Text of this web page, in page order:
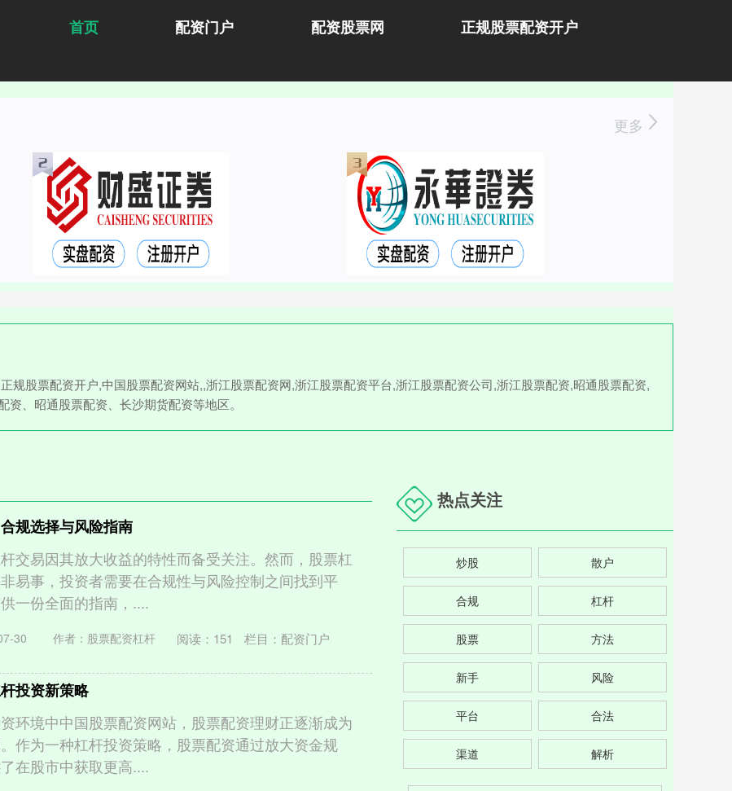
首页 配资门户 配资股票网 正规股票配资开户
更多
规股票配资开户,中国股票配资网站,,浙江股票配资网,浙江股票配资平台,浙江股票配资公司,浙江股票配资,昭通股票配资,
、昭通股票配资、长沙期货配资等地区。
规选择与风险指南
交易因其放大收益的特性而备受关注。然而，股票杠
易事，投资者需要在合规性与风险控制之间找到平
一份全面的指南，....
30 作者：股票配资杠杆 阅读： 151 栏目： 配资门户
投资新策略
环境中中国股票配资网站，股票配资理财正逐渐成为
作为一种杠杆投资策略，股票配资通过放大资金规
在股市中获取更高....
热点关注
炒股 散户
合规 杠杆
股票 方法
新手 风险
平台 合法
渠道 解析